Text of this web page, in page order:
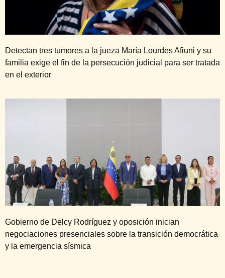
Detectan tres tumores a la jueza María Lourdes Afiuni y su
familia exige el fin de la persecución judicial para ser tratada
en el exterior
Gobierno de Delcy Rodríguez y oposición inician
negociaciones presenciales sobre la transición democrática
y la emergencia sísmica